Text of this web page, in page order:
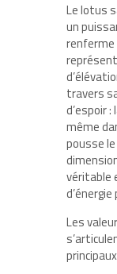
Le lotus
un
renferme
travers
d’espoir
même
pousse
véritable
Les